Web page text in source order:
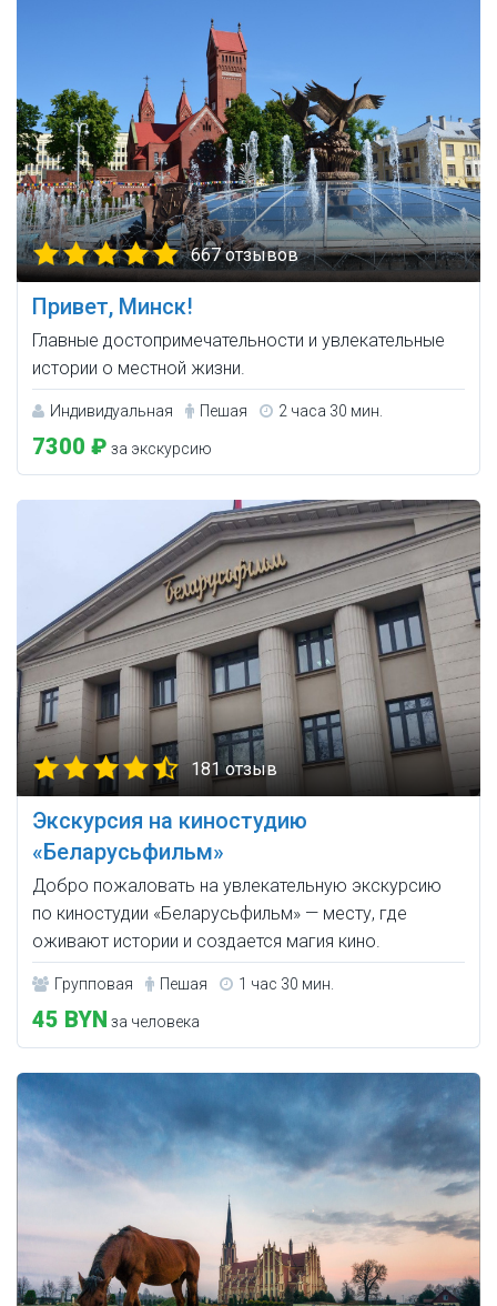
667 отзывов
Привет, Минск!
Главные достопримечательности и увлекательные
истории о местной жизни.
Индивидуальная Пешая 2 часа 30 мин.
7300 ₽ за экскурсию
181 отзыв
Экскурсия на киностудию
«Беларусьфильм»
Добро пожаловать на увлекательную экскурсию
по киностудии «Беларусьфильм» — месту, где
оживают истории и создается магия кино.
Групповая Пешая 1 час 30 мин.
45 BYN за человека